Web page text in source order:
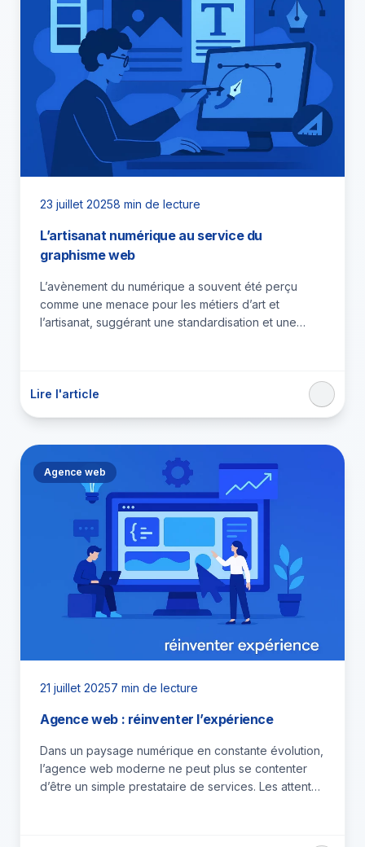
23 juillet 20258 min de lecture
L’artisanat numérique au service du
graphisme web
L’avènement du numérique a souvent été perçu
comme une menace pour les métiers d’art et
l’artisanat, suggérant une standardisation et une
Lire l'article
Agence web
21 juillet 20257 min de lecture
Agence web : réinventer l’expérience
Dans un paysage numérique en constante évolution,
l’agence web moderne ne peut plus se contenter
d’être un simple prestataire de services. Les attentes